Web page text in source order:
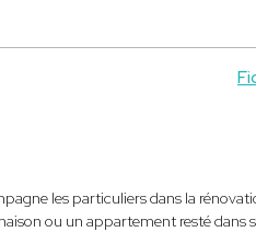
les particuliers dans la
ou un appartement resté dans